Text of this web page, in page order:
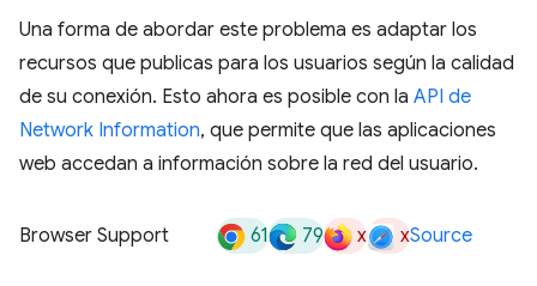
Una forma de abordar este problema es adaptar los
recursos que publicas para los usuarios según la calidad
de su conexión. Esto ahora es posible con la API de
Network Information, que permite que las aplicaciones
web accedan a información sobre la red del usuario.
Browser Support 61 79 x xSource